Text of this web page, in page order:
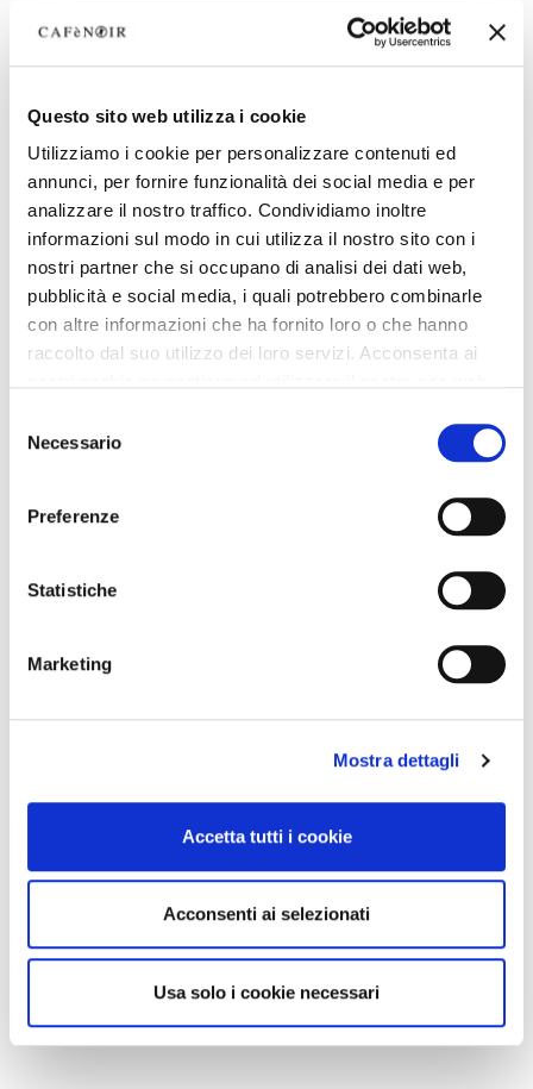
Questo sito web utilizza i cookie
Utilizziamo i cookie per personalizzare contenuti ed
annunci, per fornire funzionalità dei social media e per
analizzare il nostro traffico. Condividiamo inoltre
informazioni sul modo in cui utilizza il nostro sito con i
nostri partner che si occupano di analisi dei dati web,
pubblicità e social media, i quali potrebbero combinarle
con altre informazioni che ha fornito loro o che hanno
raccolto dal suo utilizzo dei loro servizi. Acconsenta ai
delNecessario
Preferenze
Statistiche
Marketing
Mostra dettagli
Accetta tutti i cookie
Acconsenti ai selezionati
Usa solo i cookie necessari